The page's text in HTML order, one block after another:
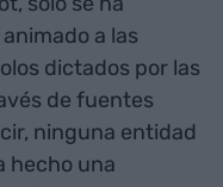
a las
dictados por las
de fuentes
ninguna entidad
hecho una